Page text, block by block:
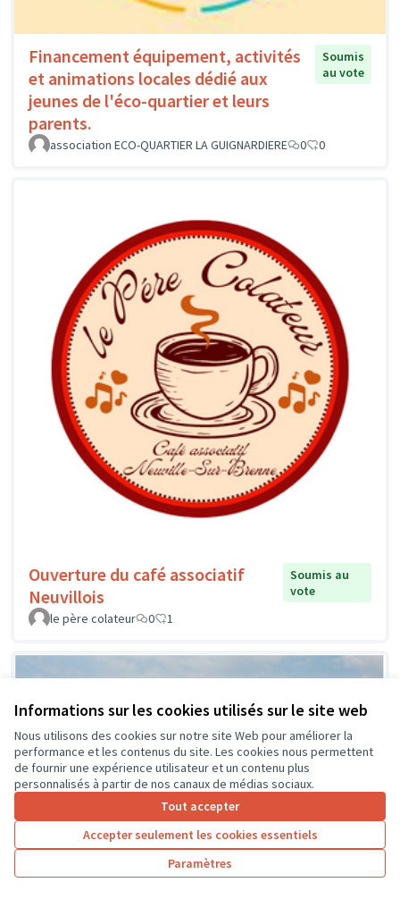
Informations sur les cookies utilisés sur le site web
Nous utilisons des cookies sur notre site Web pour améliorer la
performance et les contenus du site. Les cookies nous permettent
de fournir une expérience utilisateur et un contenu plus
personnalisés à partir de nos canaux de médias sociaux.
Tout accepter
Accepter seulement les cookies essentiels
Paramètres
Financement équipement, activités
et animations locales dédié aux
jeunes de l'éco-quartier et leurs
parents.
Soumis
au vote
association ECO-QUARTIER LA GUIGNARDIERE 0 0
Ouverture du café associatif
Neuvillois
Soumis au
vote
le père colateur
0 1